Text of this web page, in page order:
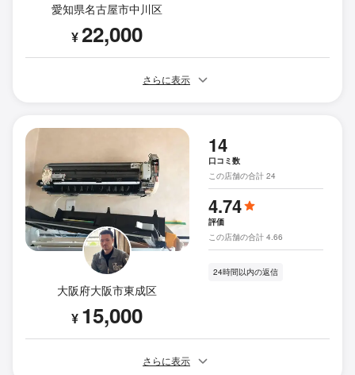
愛知県名古屋市中川区
¥22,000
さらに表示
大阪府大阪市東成区
¥ 15,000
14
口コミ数
この店舗の合計 24
4.74
評価
この店舗の合計 4.66
24時間以内の返信
さらに表示